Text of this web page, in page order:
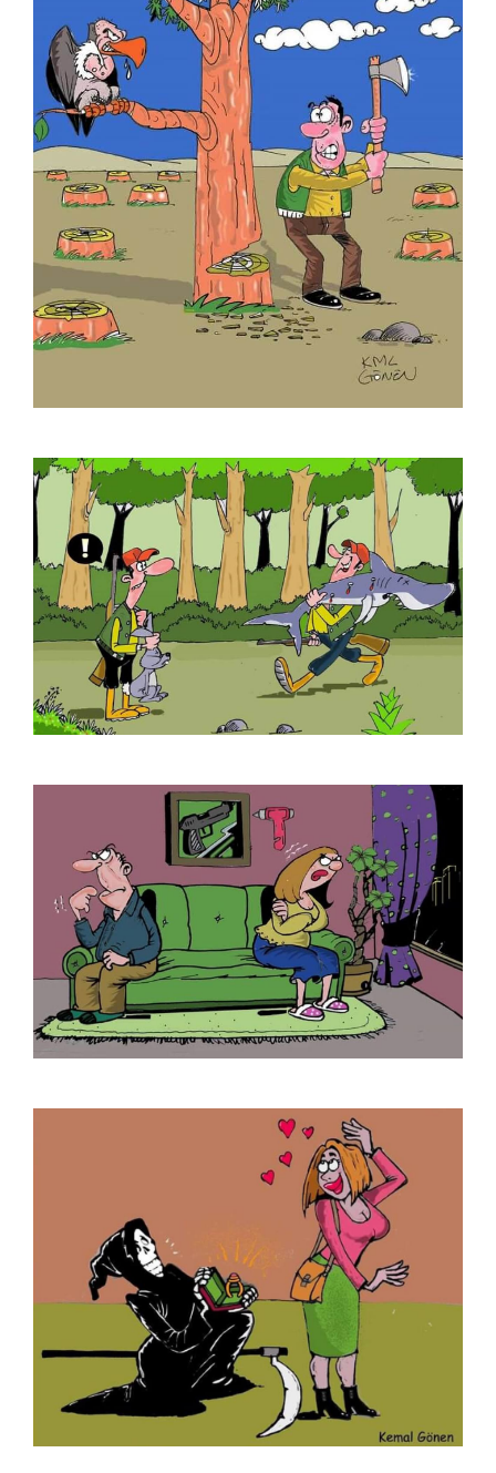
Bülent Oktay
Cafer Zorlu
Cemalettin Güzeloğlu
Cem Güzeloğlu
Cem Koç
Cihan Demirci
Cumhur Gazioğlu
Deniz Dokgöz
Ekrem Borazan
Ekrem Kılıç
Emin M. Çizmeci
Ercan Baysal
Erdoğan Başol
Erdoğan Bozok
Ergin Gülen
Ergün Gündüz
Erol Büyükmeriç
Ertan Türkmen
Fahriye Çıtaklı
Fahri Eyican
Ferruh Doğan
Fethi Gürcan Mermertaş
Gürbüz Doğan Ekşioğlu
Gürcan Gürsel
Gürcan Özkan
H. Yeliz ÇAKIR
Hakan Sümer
Halil İ. Yıldırım
Hamit Gış
Hamza Akın
Hasan Gümüş
İbrahim Atabey
İbrahim Tuncay
İlban Ertem
İlhan Değirmenci
İrfan Özüdoğru
İsa Efe